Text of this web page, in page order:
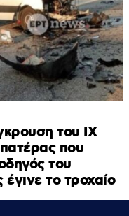
του ΙΧ
που
του
το τροχαίο